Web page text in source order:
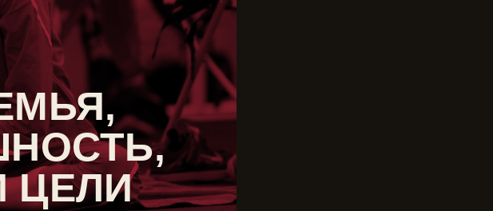
ЦЕЛИ